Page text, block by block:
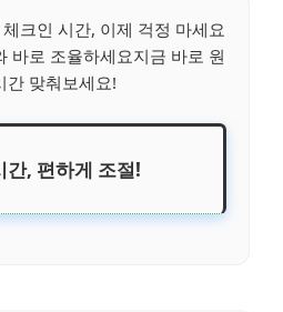
크인 시간, 이제 걱정 마세요
바로 조율하세요지금 바로 원
간 맞춰보세요!
간, 편하게 조절!